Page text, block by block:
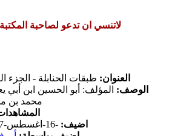
لاتنسي ان تدعو لصاحبة
العنوان: طبقات الحنابلة - الجزء
الوصف: المؤلف: أبو الحسين ابن أبي
محمد بن
اضيف: -16-اغسطس-2017